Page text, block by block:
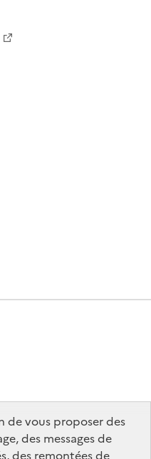
de vous proposer des
des messages de
des remontées de